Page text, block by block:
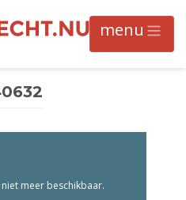
meer beschikbaar.